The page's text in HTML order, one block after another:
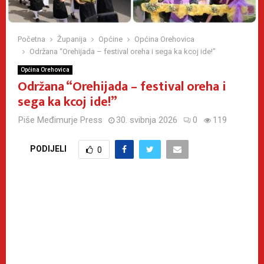
Početna Županija Općine
Općina Orehovica
Održana “Orehijada – festival oreha i sega ka kcoj ide!”
Općina Orehovica
Održana “Orehijada – festival oreha i
sega ka kcoj ide!”
Piše Međimurje Press 30. svibnja 2026 0 119
PODIJELI 0